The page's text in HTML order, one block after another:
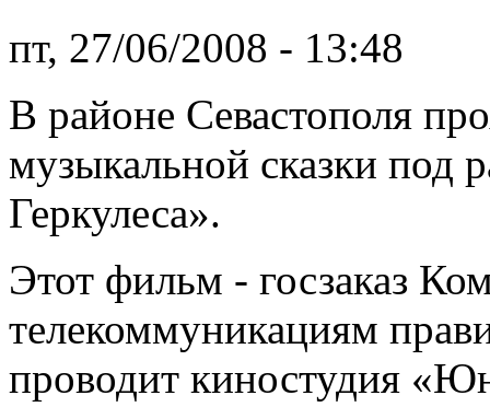
пт, 27/06/2008 - 13:48
В районе Севастополя
музыкальной сказки под
Геркулеса».
Этот фильм - госзаказ
телекоммуникациям
проводит киностудия